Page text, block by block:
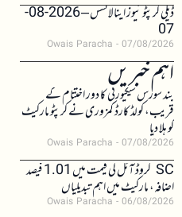
ڈیلی کرپٹو نیوز اینالائسس – 2026-08-
07
Owais Paracha 07/08/2026
اہم خبریں
بند سورس سیکیورٹی کا دور اختتام کے
قریب، کولڈ کارڈ کمزوری نے کرپٹو مارکیٹ
کو ہلا دیا
Owais Paracha 07/08/2026
SC کروڈ آئل کی قیمت میں 1.01 فیصد
اضافہ، مارکیٹ میں اہم تبدیلیاں
Owais Paracha 06/08/2026